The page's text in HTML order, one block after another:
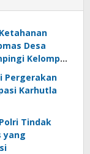
Desa
Kelompok
Pergerakan
Karhutla
Tindak
yang